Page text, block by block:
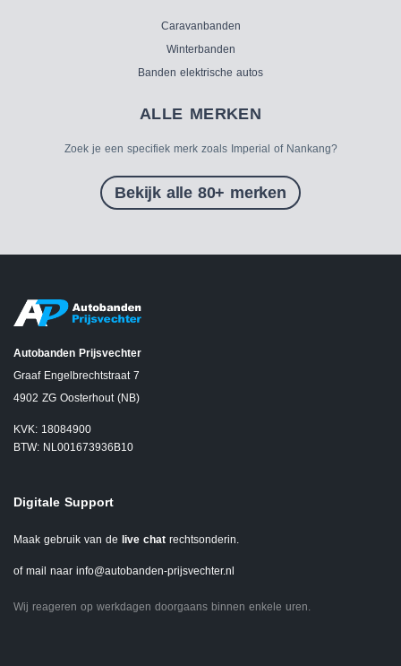
Caravanbanden
Winterbanden
Banden elektrische autos
ALLE MERKEN
Zoek je een specifiek merk zoals Imperial of Nankang?
Bekijk alle 80+ merken
Autobanden Prijsvechter
Graaf Engelbrechtstraat 7
4902 ZG Oosterhout (NB)
KVK: 18084900
BTW: NL001673936B10
Digitale Support
Maak gebruik van de live chat rechtsonderin.
of mail naar info@autobanden-prijsvechter.nl
Wij reageren op werkdagen doorgaans binnen enkele uren.